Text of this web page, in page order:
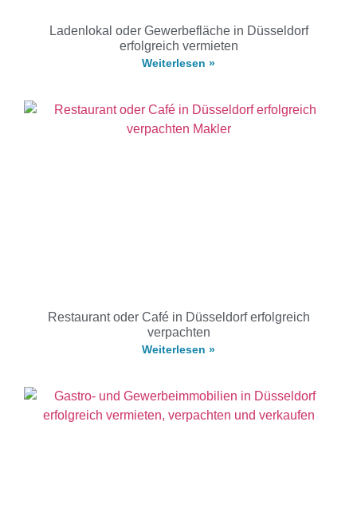
Ladenlokal oder Gewerbefläche in Düsseldorf
erfolgreich vermieten
Weiterlesen »
Restaurant oder Café in Düsseldorf erfolgreich
verpachten
Weiterlesen »